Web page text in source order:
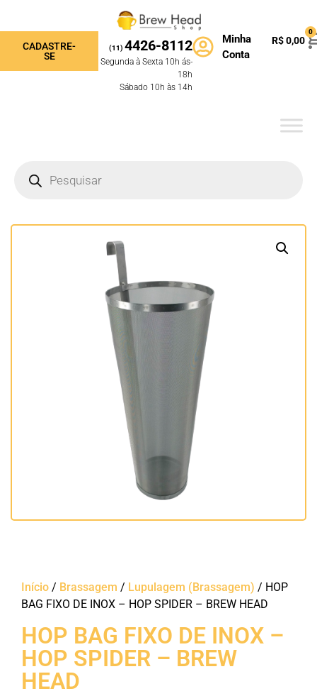
CADASTRE-
SE
(11) 4426-8112
Segunda à Sexta 10h ás-
18h
Sábado 10h às 14h
Minha
Conta
R$0,00
0
Início / Brassagem / Lupulagem (Brassagem) / HOP
BAG FIXO DE INOX – HOP SPIDER – BREW HEAD
HOP BAG FIXO DE INOX –
HOP SPIDER – BREW
HEAD